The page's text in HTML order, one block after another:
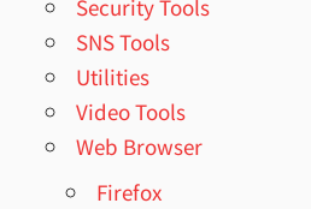
Security Tools
SNS Tools
Utilities
Video Tools
Web Browser
Firefox